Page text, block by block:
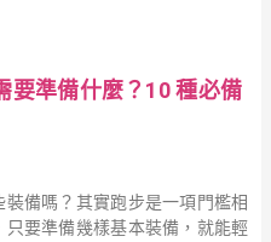
要準備什麼？10 種必備
備嗎？其實跑步是一項門檻相
要準備幾樣基本裝備，就能輕